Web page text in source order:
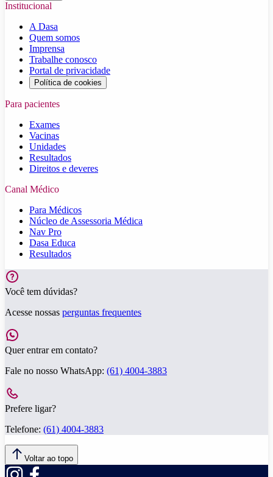
Institucional
A Dasa
Quem somos
Imprensa
Trabalhe conosco
Portal de privacidade
Política de cookies
Para pacientes
Exames
Vacinas
Unidades
Resultados
Direitos e deveres
Canal Médico
Para Médicos
Núcleo de Assessoria Médica
Nav Pro
Dasa Educa
Resultados
Você tem dúvidas?
Acesse nossas perguntas frequentes
Quer entrar em contato?
Fale no nosso WhatsApp: (61) 4004-3883
Prefere ligar?
Telefone: (61) 4004-3883
Voltar ao topo